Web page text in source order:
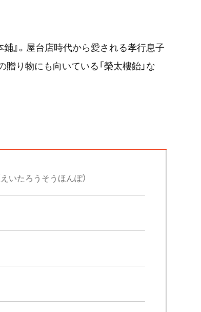
』。屋台店時代から愛される孝行息子
贈り物にも向いている「榮太樓飴」な
えいたろうそうほんぽ）